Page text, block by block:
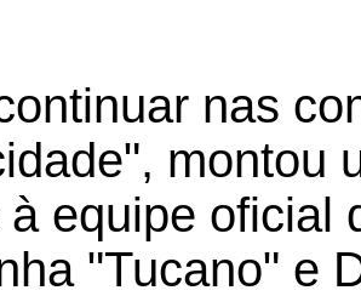
nas
montou
equipe oficial
"Tucano" e